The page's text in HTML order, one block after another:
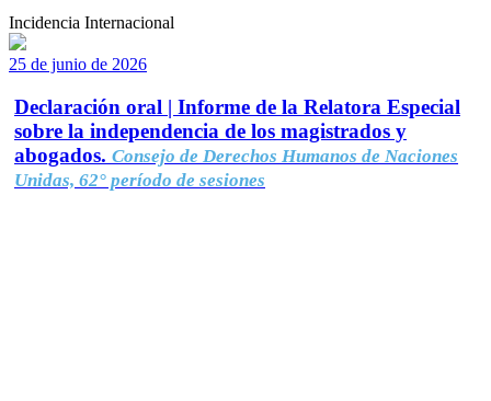
Incidencia Internacional
25 de junio de 2026
Declaración oral | Informe de la Relatora Especial
sobre la independencia de los magistrados y
abogados. Consejo de Derechos Humanos de Naciones
Unidas, 62° período de sesiones